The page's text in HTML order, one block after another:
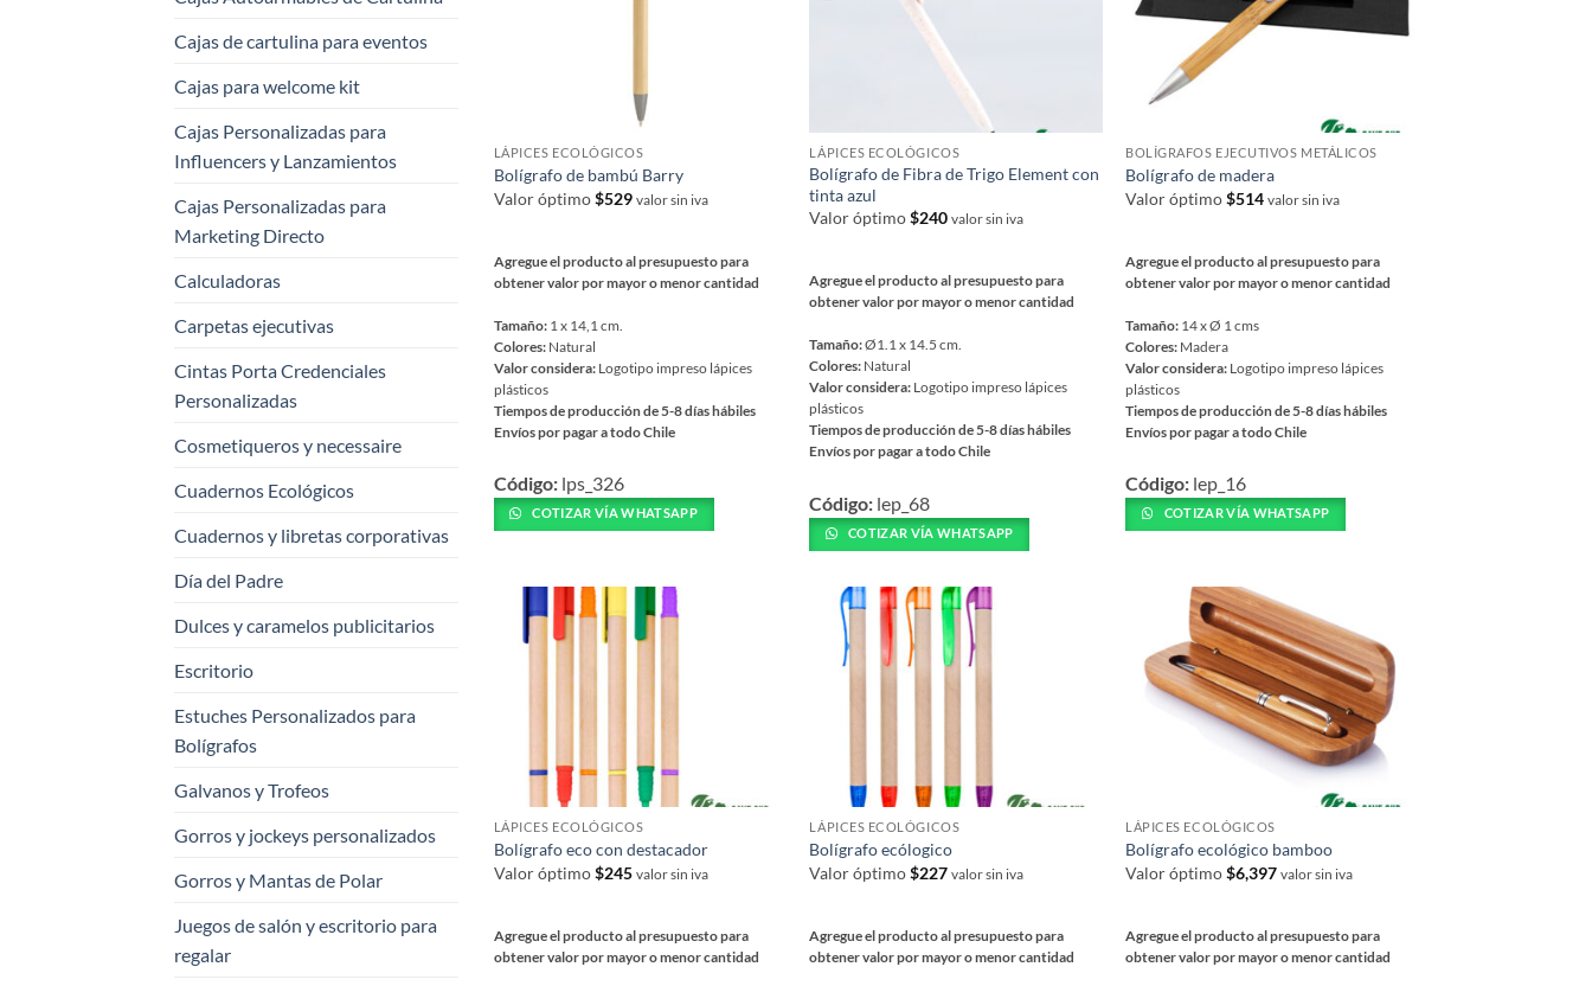
Cajas de cartulina para eventos
Cajas para welcome kit
Cajas Personalizadas para
Influencers y Lanzamientos
Cajas Personalizadas para
Marketing Directo
Calculadoras
Carpetas ejecutivas
Cintas Porta Credenciales
Personalizadas
Cosmetiqueros y necessaire
Cuadernos Ecológicos
Cuadernos y libretas corporativas
Día del Padre
Dulces y caramelos publicitarios
Escritorio
Estuches Personalizados para
Bolígrafos
Galvanos y Trofeos
Gorros y jockeys personalizados
Gorros y Mantas de Polar
Juegos de salón y escritorio para
regalar
de
producto
página
de
producto
pueden
de
producto
LÁPICES ECOLÓGICOS
Bolígrafo de bambú Barry
Valor óptimo$529 valor sin iva
Agregue el producto al presupuesto para
obtener valor por mayor o menor cantidad
Tamaño: 1 x 14,1 cm.
Colores: Natural
Valor considera: Logotipo impreso lápices
plásticos
Tiempos de producción de 5-8 días hábiles
Envíos por pagar a todo Chile
producto
tiene
opciones
página
producto
Código: lps_326
COTIZAR VÍA WHATSAPP
LÁPICES ECOLÓGICOS
Bolígrafo de Fibra de Trigo Element con
tinta azul
Valor óptimo$240 valor sin iva
Agregue el producto al presupuesto para
obtener valor por mayor o menor cantidad
Tamaño:Ø1.1 x 14.5 cm.
Colores: Natural
Valor considera: Logotipo impreso lápices
plásticos
Tiempos de producción de 5-8 días hábiles
Envíos por pagar a todo Chile
producto
tiene
múltiples
variantes.
opciones
página
de
producto
Código: lep_68
COTIZAR VÍA WHATSAPP
BOLÍGRAFOS EJECUTIVOS METÁLICOS
Bolígrafo de madera
Valor óptimo$514 valor sin iva
Agregue el producto al presupuesto para
obtener valor por mayor o menor cantidad
Tamaño: 14 x Ø 1 cms
Colores: Madera
Valor considera: Logotipo impreso lápices
plásticos
Tiempos de producción de 5-8 días hábiles
Envíos por pagar a todo Chile
producto
tiene
pueden
elegir
producto
Código: lep_16
COTIZAR VÍA WHATSAPP
LÁPICES ECOLÓGICOS
Bolígrafo eco con destacador
Valor óptimo$245 valor sin iva
Agregue el producto al presupuesto para
obtener valor por mayor o menor cantidad
LÁPICES ECOLÓGICOS
Bolígrafo ecólogico
Valor óptimo$227 valor sin iva
Agregue el producto al presupuesto para
obtener valor por mayor o menor cantidad
LÁPICES ECOLÓGICOS
Bolígrafo ecológico bamboo
Valor óptimo$6,397 valor sin iva
Agregue el producto al presupuesto para
obtener valor por mayor o menor cantidad